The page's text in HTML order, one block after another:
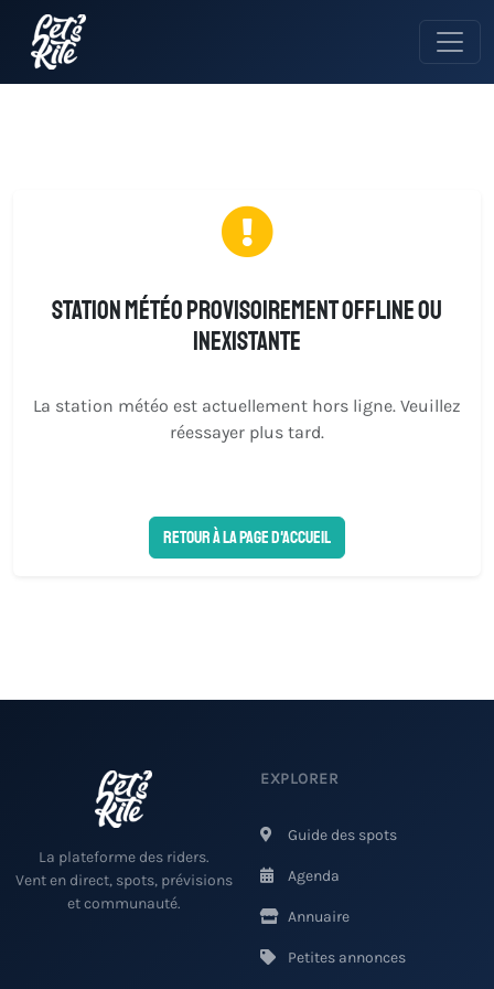
Station météo provisoirement offline ou
inexistante
La station météo est actuellement hors ligne. Veuillez
réessayer plus tard.
Retour à la page d'accueil
La plateforme des riders.
Vent en direct, spots, prévisions
et communauté.
EXPLORER
Guide des spots
Agenda
Annuaire
Petites annonces